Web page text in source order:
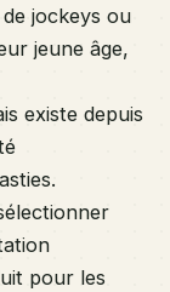
jockeys ou
jeune âge,
existe depuis
pour les